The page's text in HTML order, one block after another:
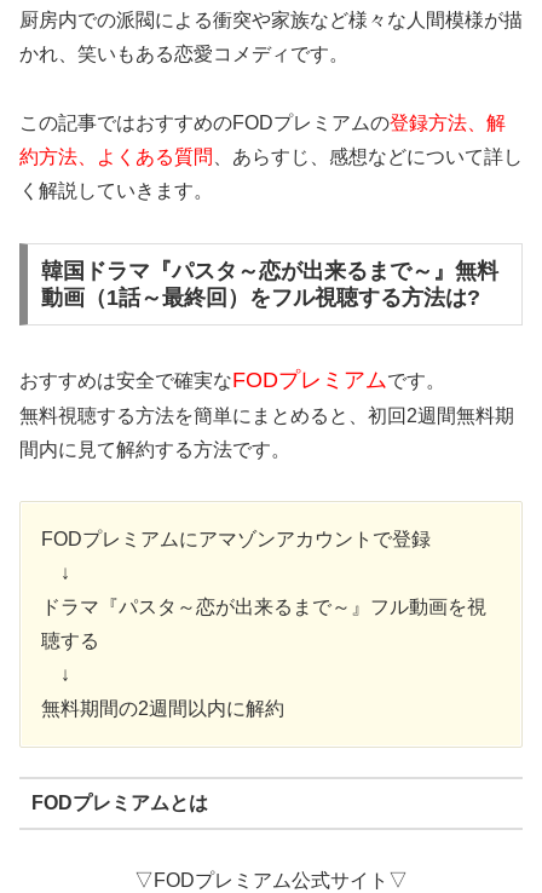
厨房内での派閥による衝突や家族など様々な人間模様が描
かれ、笑いもある恋愛コメディです。
この記事ではおすすめのFODプレミアムの登録方法、解
約方法、よくある質問
、あらすじ、感想などについて詳し
く解説していきます。
韓国ドラマ『パスタ～恋が出来るまで～』無料
動画（1話～最終回）をフル視聴する方法は?
おすすめは安全で確実なFODプレミアムです。
無料視聴する方法を簡単にまとめると、初回2週間無料期
間内に見て解約する方法です。
FODプレミアムにアマゾンアカウントで登録
↓
ドラマ『パスタ～恋が出来るまで～』フル動画を視
聴する
↓
無料期間の2週間以内に解約
FODプレミアムとは
▽FODプレミアム公式サイト▽